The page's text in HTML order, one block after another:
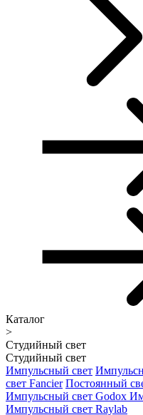
Каталог
>
Студийный свет
Студийный свет
Импульсный свет
свет Fancier Постоянный
Импульсный свет Godox
Импульсный свет Raylab